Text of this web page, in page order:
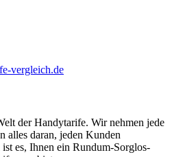
vergleich.de
der Handytarife. Wir nehmen jede
alles daran, jeden Kunden
es, Ihnen ein Rundum-Sorglos-